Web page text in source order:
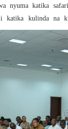
nyuma katika
kulinda na